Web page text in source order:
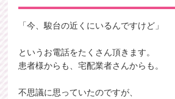
「今、駿台の近くにいるんですけど」
というお電話をたくさん頂きます。
患者様からも、宅配業者さんからも。
不思議に思っていたのですが、